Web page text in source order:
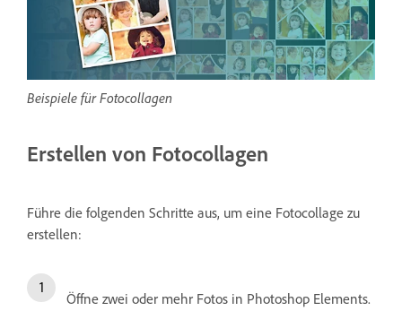
Beispiele für Fotocollagen
Erstellen von Fotocollagen
Führe die folgenden Schritte aus, um eine Fotocollage zu
erstellen:
Öffne zwei oder mehr Fotos in Photoshop Elements.